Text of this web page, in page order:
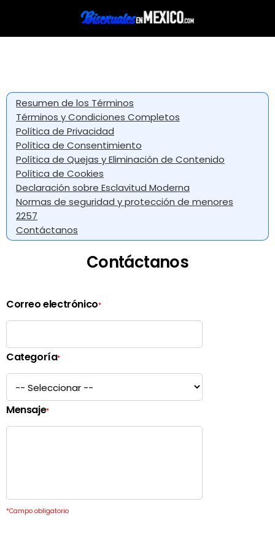
Resumen de los Términos
Términos y Condiciones Completos
Política de Privacidad
Política de Consentimiento
Política de Quejas y Eliminación de Contenido
Política de Cookies
Declaración sobre Esclavitud Moderna
Normas de seguridad y protección de menores
2257
Contáctanos
Contáctanos
Correo electrónico*
Categoría*
Mensaje*
*Campo obligatorio